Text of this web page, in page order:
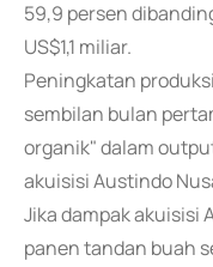
59,9 persen
US$1,1 miliar.
Peningkatan
sembilan bulan
organik" dalam
akuisisi Austindo
Jika dampak akuisisi
panen tandan buah